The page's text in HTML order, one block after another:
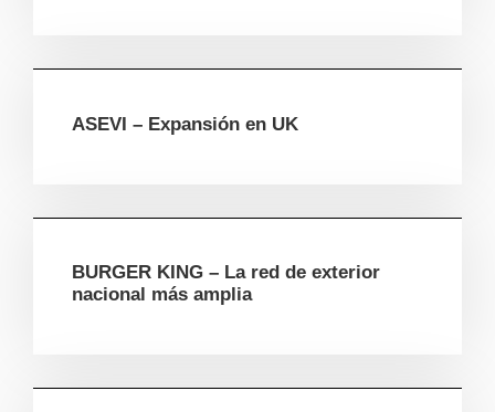
ASEVI – Expansión en UK
BURGER KING – La red de exterior
nacional más amplia